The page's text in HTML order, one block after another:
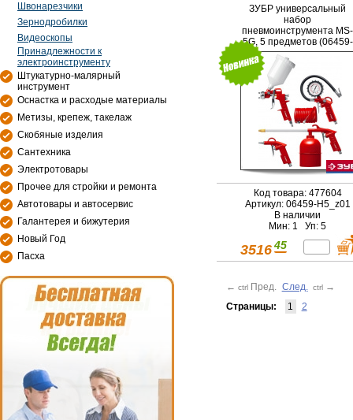
Швонарезчики
Зернодробилки
Видеоскопы
Принадлежности к
электроинструменту
Штукатурно-малярный
инструмент
Оснастка и расходые материалы
Метизы, крепеж, такелаж
Скобяные изделия
Сантехника
Электротовары
Прочее для стройки и ремонта
Автотовары и автосервис
Галантерея и бижутерия
Новый Год
Пасха
ЗУБР универсальный
набор
пневмоинструмента MS-
5G, 5 предметов (06459-
H5)
Код товара: 477604
Артикул: 06459-H5_z01
В наличии
Мин: 1 Уп: 5
3516 45
← ctrl Пред. След. ctrl →
Страницы:
1 2